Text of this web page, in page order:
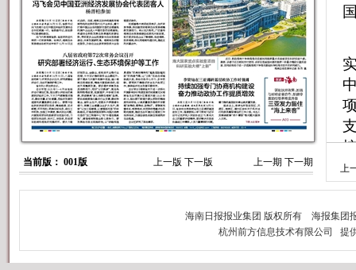
当前版： 001版 上一版 下一版 上一期 下一期
上